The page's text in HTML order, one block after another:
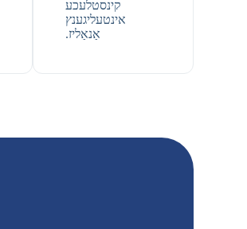
קינסטלעכע
אינטעליגענץ
אַנאַליז.